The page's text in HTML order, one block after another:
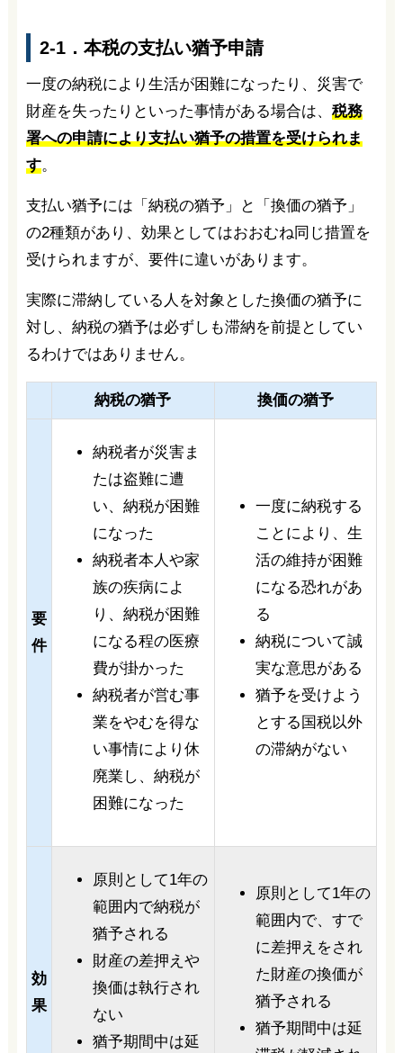
2-1．本税の支払い猶予申請
一度の納税により生活が困難になったり、災害で
財産を失ったりといった事情がある場合は、 税務
署への申請により支払い猶予の措置を受けられま
す。
支払い猶予には「納税の猶予」と「換価の猶予」
の2種類があり、効果としてはおおむね同じ措置を
受けられますが、要件に違いがあります。
実際に滞納している人を対象とした換価の猶予に
対し、納税の猶予は必ずしも滞納を前提としてい
るわけではありません。
納税の猶予 換価の猶予
要
件
納税者が災害ま
たは盗難に遭
い、納税が困難
になった
納税者本人や家
族の疾病によ
り、納税が困難
になる程の医療
費が掛かった
納税者が営む事
業をやむを得な
い事情により休
廃業し、納税が
困難になった
一度に納税する
ことにより、生
活の維持が困難
になる恐れがあ
る
納税について誠
実な意思がある
猶予を受けよう
とする国税以外
の滞納がない
効
果
原則として1年の
範囲内で納税が
猶予される
財産の差押えや
換価は執行され
ない
猶予期間中は延
原則として1年の
範囲内で、すで
に差押えをされ
た財産の換価が
猶予される
猶予期間中は延